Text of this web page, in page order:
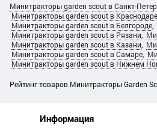
Минитракторы garden scout в Санкт-
Минитракторы garden scout в
Минитракторы garden scout в Белгороде
Минитракторы garden scout в Рязани
Минитракторы garden scout в Казани
Минитракторы garden scout в Самаре
Минитракторы garden scout в Нижнем
Рейтинг товаров Минитракторы Garden
Информация